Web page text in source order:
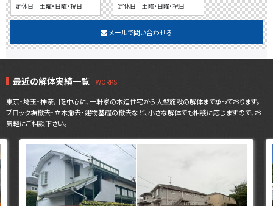
定休日 土曜・日曜・祝日
定休日 土曜・日曜・祝日
メールで問い合わせる
最近の解体実績一覧
東京・埼玉・神奈川を中心に、一軒家の木造住宅から大型施設の解体まで承っております。
ブロック塀撤去・立木撤去・建物基礎の撤去など、小さな解体でも相談に応じますので、お
気軽にご相談下さい。